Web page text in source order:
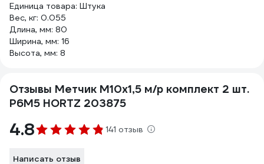
Единица товара: Штука
Вес, кг: 0.055
Длина, мм: 80
Ширина, мм: 16
Высота, мм: 8
Отзывы Метчик М10x1,5 м/р комплект 2 шт.
Р6М5 HORTZ 203875
4.8 141 отзыв
Написать отзыв